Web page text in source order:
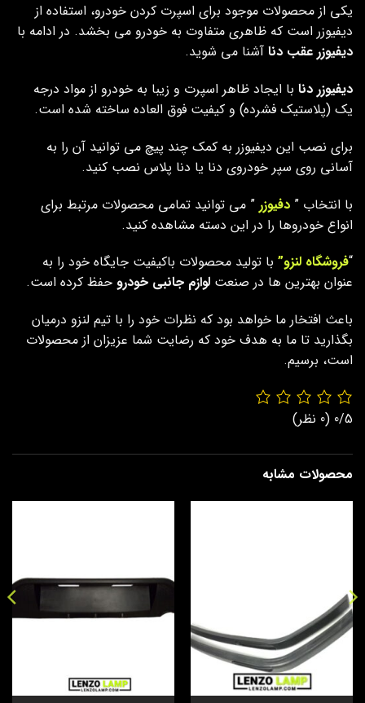
یکی از محصولات موجود برای اسپرت کردن خودرو، استفاده از
دیفیوزر است که ظاهری متفاوت به خودرو می بخشد. در ادامه با
دیفیوزر عقب دنا آشنا می شوید.
دیفیوزر دنا با ایجاد ظاهر اسپرت و زیبا به خودرو از مواد درجه
یک (پلاستیک فشرده) و کیفیت فوق العاده ساخته شده است.
برای نصب این دیفیوزر به کمک چند پیچ می توانید آن را به
آسانی روی سپر خودروی دنا یا دنا پلاس نصب کنید.
با انتخاب ” دفیوزر ” می توانید تمامی محصولات مرتبط برای
انواع خودروها را در این دسته مشاهده کنید.
“فروشگاه لنزو” با تولید محصولات باکیفیت جایگاه خود را به
عنوان بهترین ها در صنعت لوازم جانبی خودرو حفظ کرده است.
باعث افتخار ما خواهد بود که نظرات خود را با تیم لنزو درمیان
بگذارید تا ما به هدف خود که رضایت شما عزیزان از محصولات
است، برسیم.
0/5 (0 نظر)
محصولات مشابه